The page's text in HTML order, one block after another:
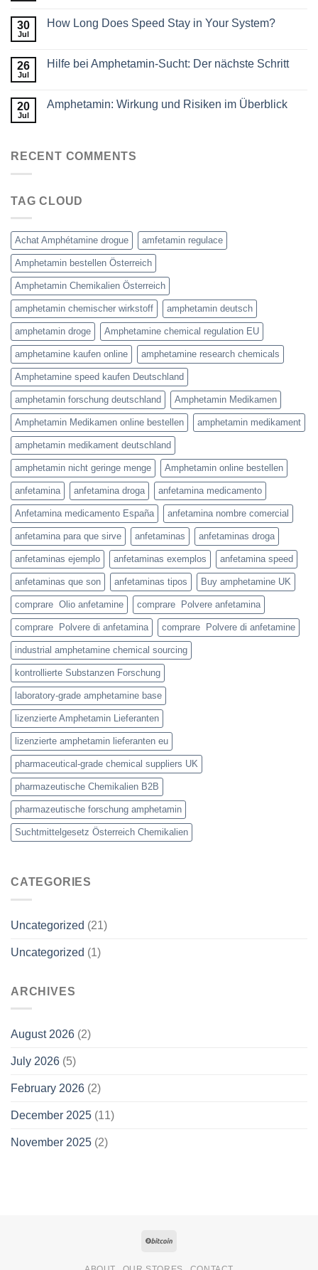
30
Jul
How Long Does Speed Stay in Your System?
26
Jul
Hilfe bei Amphetamin-Sucht: Der nächste Schritt
20
Jul
Amphetamin: Wirkung und Risiken im Überblick
RECENT COMMENTS
TAG CLOUD
Achat Amphétamine drogue amfetamin regulace
Amphetamin bestellen Österreich
Amphetamin Chemikalien Österreich
amphetamin chemischer wirkstoff amphetamin deutsch
amphetamin droge Amphetamine chemical regulation EU
amphetamine kaufen online amphetamine research chemicals
Amphetamine speed kaufen Deutschland
amphetamin forschung deutschland Amphetamin Medikamen
Amphetamin Medikamen online bestellen amphetamin medikament
amphetamin medikament deutschland
amphetamin nicht geringe menge Amphetamin online bestellen
anfetamina anfetamina droga anfetamina medicamento
Anfetamina medicamento España anfetamina nombre comercial
anfetamina para que sirve anfetaminas anfetaminas droga
anfetaminas ejemplo anfetaminas exemplos anfetamina speed
anfetaminas que son anfetaminas tipos Buy amphetamine UK
comprare Olio anfetamine comprare Polvere anfetamina
comprare Polvere di anfetamina comprare Polvere di anfetamine
industrial amphetamine chemical sourcing
kontrollierte Substanzen Forschung
laboratory-grade amphetamine base
lizenzierte Amphetamin Lieferanten
lizenzierte amphetamin lieferanten eu
pharmaceutical-grade chemical suppliers UK
pharmazeutische Chemikalien B2B
pharmazeutische forschung amphetamin
Suchtmittelgesetz Österreich Chemikalien
CATEGORIES
Uncategorized (21)
Uncategorized (1)
ARCHIVES
August 2026 (2)
July 2026 (5)
February 2026 (2)
December 2025 (11)
November 2025 (2)